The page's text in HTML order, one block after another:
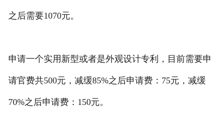
之后需要1070元。
申请一个实用新型或者是外观设计专利，目前需要申
请官费共500元，减缓85%之后申请费：75元，减缓
70%之后申请费：150元。